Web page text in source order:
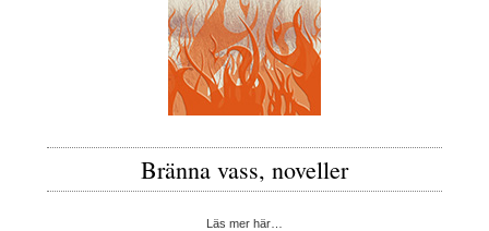
Bränna vass, noveller
Läs mer här…